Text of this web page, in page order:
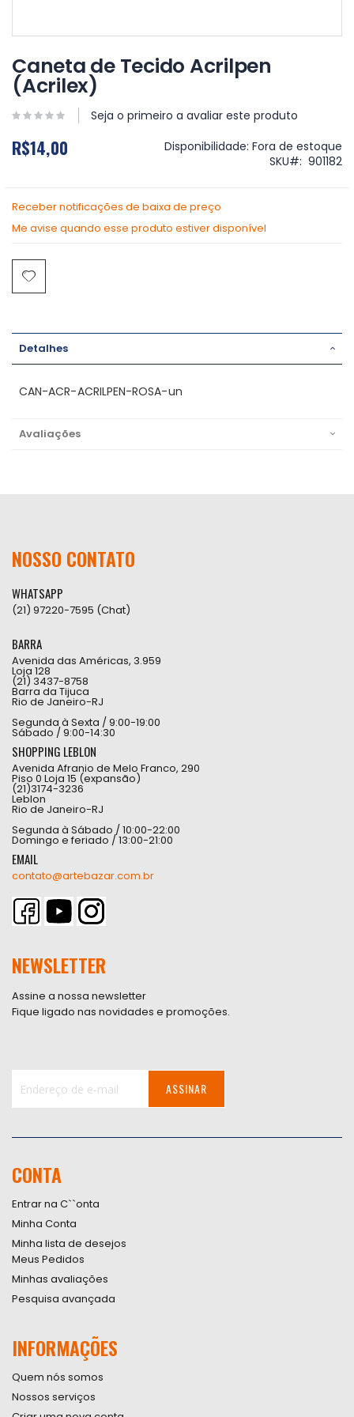
para
o
início
da
Galeria
imagens
Caneta de Tecido Acrilpen
(Acrilex)
Seja o primeiro a avaliar este produto
R$14,00 Disponibilidade: Fora de estoque
SKU
901182
Receber notificações de baixa de preço
Me avise quando esse produto estiver disponível
Detalhes
CAN-ACR-ACRILPEN-ROSA-un
Avaliações
NOSSO CONTATO
WHATSAPP
(21) 97220-7595 (Chat)
BARRA
Avenida das Américas, 3.959
Loja 128
(21) 3437-8758
Barra da Tijuca
Rio de Janeiro-RJ
Segunda à Sexta / 9:00-19:00
Sábado / 9:00-14:30
SHOPPING LEBLON
Avenida Afranio de Melo Franco, 290
Piso 0 Loja 15 (expansão)
(21)3174-3236
Leblon
Rio de Janeiro-RJ
Segunda à Sábado / 10:00-22:00
Domingo e feriado / 13:00-21:00
EMAIL
contato@artebazar.com.br
NEWSLETTER
Assine a nossa newsletter
Fique ligado nas novidades e promoções.
Newsletter:
ASSINAR
CONTA
Entrar na C``onta
Minha Conta
Minha lista de desejos
Meus Pedidos
Minhas avaliações
Pesquisa avançada
INFORMAÇÕES
Quem nós somos
Nossos serviços